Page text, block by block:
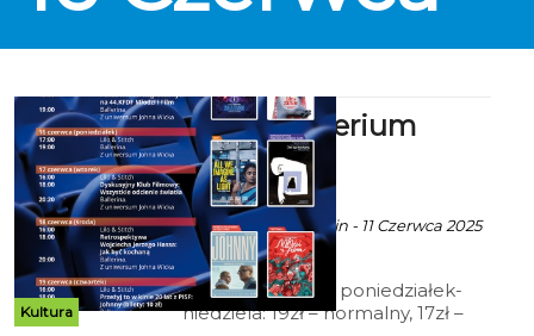
Kultura
Kinno Kryterium
zaprasza
ekoszalin POLECA
Ala za CK 105 Koszalin - 11 Czerwca 2025
godz. 8:02
Cennik: Bilety 2D poniedziałek-
niedziela: 19zł – normalny, 17zł –